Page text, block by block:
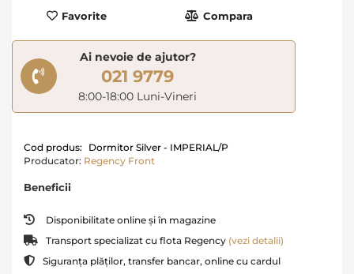
Favorite Compara
Ai nevoie de ajutor?
021 9779
8:00-18:00 Luni-Vineri
Cod produs:
Dormitor Silver - IMPERIAL/P
Producator: Regency Front
Beneficii
Disponibilitate online și în magazine
Transport specializat cu flota Regency (vezi detalii)
Siguranța plăților, transfer bancar, online cu cardul